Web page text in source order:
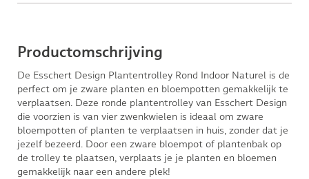
Productomschrijving
De Esschert Design Plantentrolley Rond Indoor Naturel is de
perfect om je zware planten en bloempotten gemakkelijk te
verplaatsen. Deze ronde plantentrolley van Esschert Design
die voorzien is van vier zwenkwielen is ideaal om zware
bloempotten of planten te verplaatsen in huis, zonder dat je
jezelf bezeerd. Door een zware bloempot of plantenbak op
de trolley te plaatsen, verplaats je je planten en bloemen
gemakkelijk naar een andere plek!